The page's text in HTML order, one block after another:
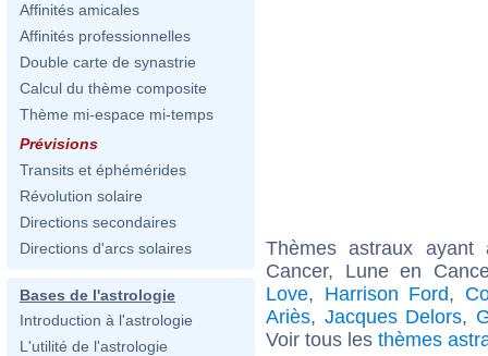
Affinités amicales
Affinités professionnelles
Double carte de synastrie
Calcul du thème composite
Thème mi-espace mi-temps
Prévisions
Transits et éphémérides
Révolution solaire
Directions secondaires
Directions d'arcs solaires
Bases de l'astrologie
Introduction à l'astrologie
L'utilité de l'astrologie
Thèmes astraux
Cancer, Lune en
Love, Harrison Ford,
Ariès, Jacques Delors,
Voir tous les thèmes